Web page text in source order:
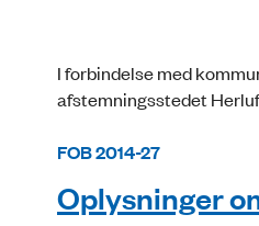
I forbindelse med
afstemningsstedet
FOB 2014-27
Oplysninger